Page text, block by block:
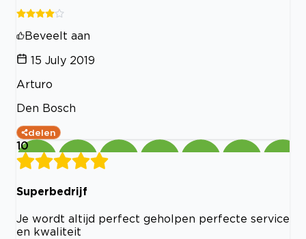
Beveelt aan
15 July 2019
Arturo
Den Bosch
delen
10
Superbedrijf
Je wordt altijd perfect geholpen perfecte service
en kwaliteit